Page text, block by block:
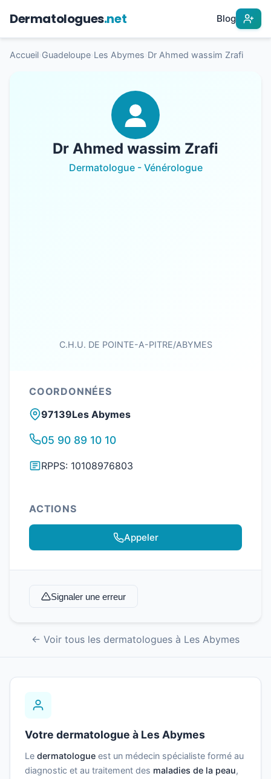
Dermatologues.net Blog
Accueil Guadeloupe Les Abymes Dr Ahmed wassim Zrafi
Dr Ahmed wassim Zrafi
Dermatologue - Vénérologue
C.H.U. DE POINTE-A-PITRE/ABYMES
COORDONNÉES
97139Les Abymes
05 90 89 10 10
RPPS: 10108976803
ACTIONS
Appeler
Signaler une erreur
← Voir tous les dermatologues à Les Abymes
Votre dermatologue à Les Abymes
Le dermatologue est un médecin spécialiste formé au
diagnostic et au traitement des maladies de la peau,